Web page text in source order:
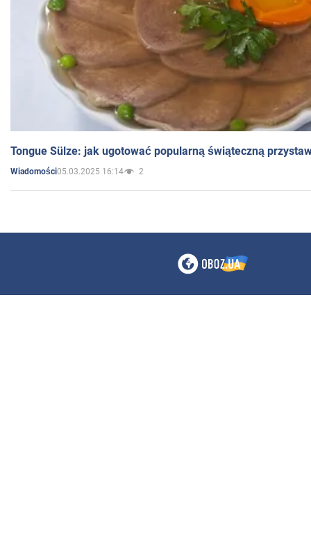
Tongue Sülze: jak ugotować popularną świąteczną
Wiadomości05.03.2025 16:14 2